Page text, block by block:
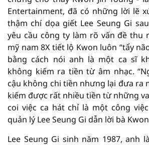
Entertainment, đã có những lời lẽ
thậm chí dọa giết Lee Seung Gi
yêu cầu công ty làm rõ vấn đề thu
mỹ nam 8X tiết lộ Kwon luôn “tẩy
bằng cách nói anh là một ca sĩ
không kiếm ra tiền từ âm nhạc.
cậu không chi tiền nhưng lại đưa ra
kiếm được rất nhiều tiền từ những
coi việc ca hát chỉ là một công
quản lý Lee Seung Gi dẫn lời bà
Lee Seung Gi sinh năm 1987, anh